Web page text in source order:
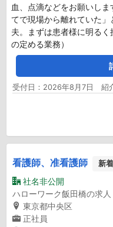
血、点滴などをお願いし
てで現場から離れていた
夫。まずは患者様に明る
の定める業務）
受付日：2026年8月7日 紹
看護師、准看護師 新着
社名非公開
ハローワーク飯田橋の求人
東京都中央区
正社員